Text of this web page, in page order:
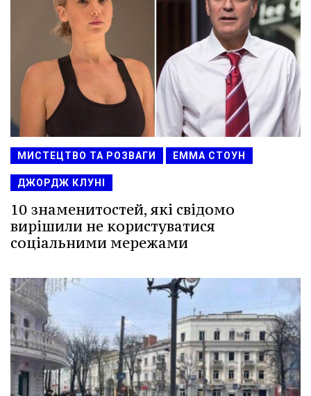
МИСТЕЦТВО ТА РОЗВАГИ ЕММА СТОУН
ДЖОРДЖ КЛУНІ
10 знаменитостей, які свідомо
вирішили не користуватися
соціальними мережами